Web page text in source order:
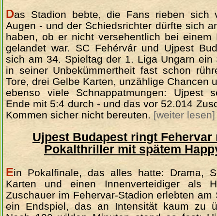
Das Stadion bebte, die Fans rieben sich
Augen - und der Schiedsrichter dürfte sich
haben, ob er nicht versehentlich bei einem
gelandet war. SC Fehérvár und Ujpest
sich am 34. Spieltag der 1. Liga Ungarn ein
in seiner Unbekümmertheit fast schon
Tore, drei Gelbe Karten, unzählige Chancen
ebenso viele Schnappatmungen: Ujpest
Ende mit 5:4 durch - und das vor 52.014
Kommen sicher nicht bereuten. [weiter lesen]
Ujpest Budapest ringt Fehervar
Pokalthriller mit spätem
Ein Pokalfinale, das alles hatte: Drama,
Karten und einen Innenverteidiger als
Zuschauer im Fehervar-Stadion erlebten am
ein Endspiel, das an Intensität kaum zu